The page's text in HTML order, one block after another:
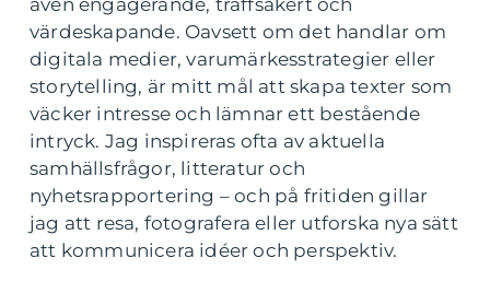
även engagerande, träffsäkert och
värdeskapande. Oavsett om det handlar om
digitala medier, varumärkesstrategier eller
storytelling, är mitt mål att skapa texter som
väcker intresse och lämnar ett bestående
intryck. Jag inspireras ofta av aktuella
samhällsfrågor, litteratur och
nyhetsrapportering – och på fritiden gillar
jag att resa, fotografera eller utforska nya sätt
att kommunicera idéer och perspektiv.